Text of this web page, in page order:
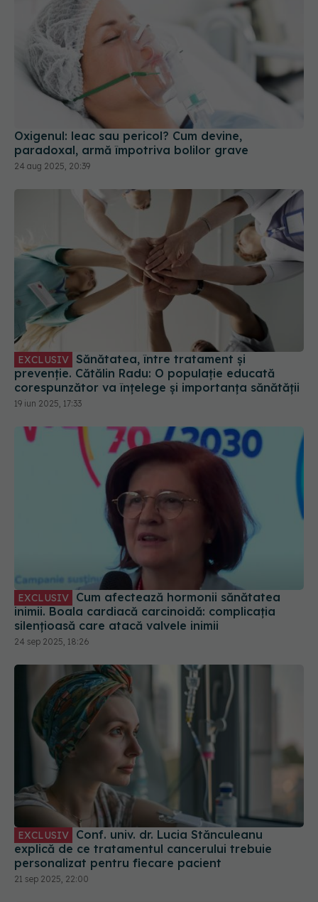
Oxigenul: leac sau pericol? Cum devine,
paradoxal, armă împotriva bolilor grave
24 aug 2025, 20:39
EXCLUSIV
prevenție. Cătălin Radu: O populație educată
corespunzător va înțelege și importanța sănătății
19 iun 2025, 17:33
EXCLUSIV
inimii. Boala cardiacă carcinoidă: complicația
silențioasă care atacă valvele inimii
24 sep 2025, 18:26
EXCLUSIV
explică de ce tratamentul cancerului trebuie
personalizat pentru fiecare pacient
21 sep 2025, 22:00